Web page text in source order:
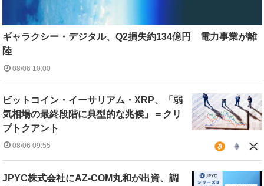
ギャラクシー・デジタル、Q2損失約134億円 電力事業が離
陸
08/06 10:00
ビットコイン・イーサリアム・XRP、「弱
気相場の最終段階に典型的な兆候」＝クリ
プトクアント
08/06 09:55
JPYC株式会社にAZ-COM丸和が出資、調